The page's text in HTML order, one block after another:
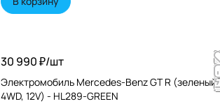
30 990 ₽/шт
Электромобиль Mercedes-Benz GT R (зеленый,
4WD, 12V) - HL289-GREEN